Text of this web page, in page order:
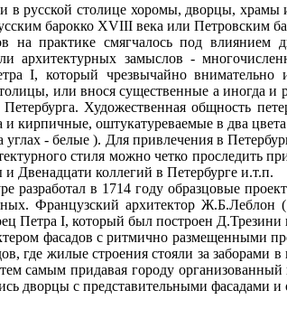
в русской столице хоромы, дворцы,
барокко XVIII века или Петровским
на практике смягчалось под
архитектурных замыслов -
I, который чрезвычайно внимательно
или внося существенные а иногда
Художественная общность
и кирпичные, оштукатуреваемые в два
- белые ). Для привлечения в
стиля можно четко проследить
Двенадцати коллегий в Петербурге и.т.п.
в 1714 году образцовые
Французский архитектор Ж.Б.Леблон
I, который был построен Д.Трезини
фасадов с ритмично размещенными
где жилые строения стояли за заборами
самым придавая городу
дворцы с представительными